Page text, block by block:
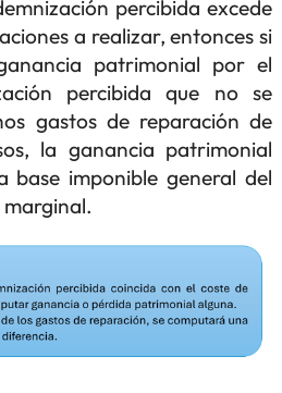
percibida excede
a realizar, entonces si
patrimonial por el
percibida que no se
gastos de reparación de
la ganancia patrimonial
base imponible general del